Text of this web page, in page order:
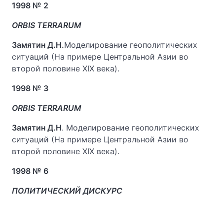
1998 № 2
ORBIS TERRARUM
Замятин Д.Н.Моделирование геополитических
ситуаций (На примере Центральной Азии во
второй половине XIX века).
1998 № 3
ORBIS TERRARUM
Замятин Д.Н. Моделирование геополитических
ситуаций (На примере Центральной Азии во
второй половине XIX века).
1998 № 6
ПОЛИТИЧЕСКИЙ ДИСКУРС